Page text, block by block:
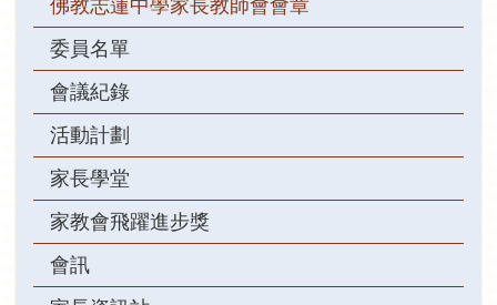
佛教志蓮中學家長教師會會章
委員名單
會議紀錄
活動計劃
家長學堂
家教會飛躍進步獎
會訊